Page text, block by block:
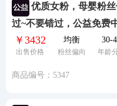
我要求购
24小时服务热线：
优质女粉，母婴粉
过~不要错过，公益免费
出售价格
￥3432
粉丝偏向
均衡
年龄
30-
商品编号：5347